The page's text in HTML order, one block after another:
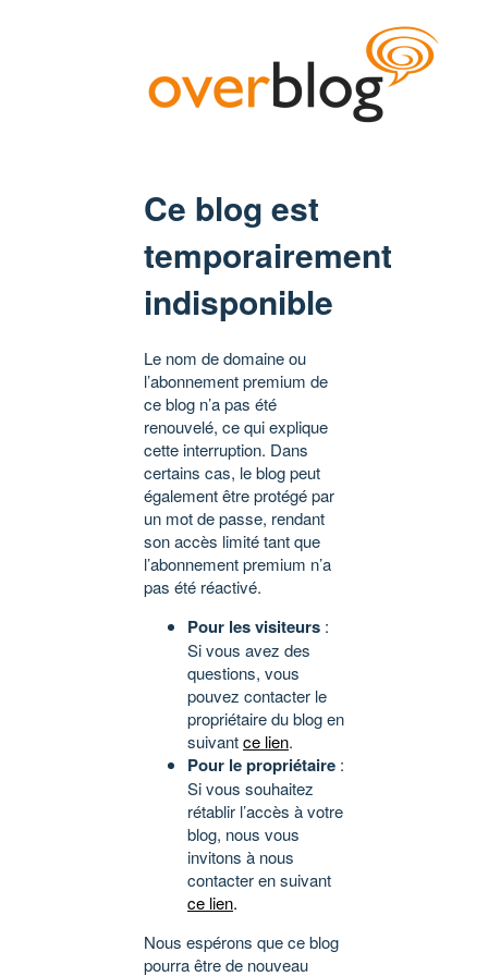
Ce blog est
temporairement
indisponible
Le nom de domaine ou
l’abonnement premium de
ce blog n’a pas été
renouvelé, ce qui explique
cette interruption. Dans
certains cas, le blog peut
également être protégé par
un mot de passe, rendant
son accès limité tant que
l’abonnement premium n’a
pas été réactivé.
Pour les visiteurs :
Si vous avez des
questions, vous
pouvez contacter le
propriétaire du blog en
suivantce lien.
Pour le propriétaire :
Si vous souhaitez
rétablir l’accès à votre
blog, nous vous
invitons à nous
contacter en suivant
ce lien.
Nous espérons que ce blog
pourra être de nouveau